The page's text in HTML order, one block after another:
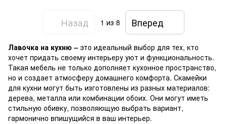
Назад 1 из 8 Вперед
Лавочка на кухню – это идеальный выбор для тех, кто
хочет придать своему интерьеру уют и функциональность.
Такая мебель не только дополняет кухонное пространство,
но и создает атмосферу домашнего комфорта. Скамейки
для кухни могут быть изготовлены из разных материалов:
дерева, металла или комбинации обоих. Они могут иметь
стильную обивку, позволяющую выбрать вариант,
гармонично впишущийся в ваш интерьер.